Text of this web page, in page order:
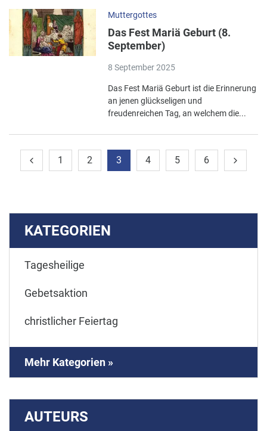
Muttergottes
Das Fest Mariä Geburt (8.
September)
8 September 2025
Das Fest Mariä Geburt ist die Erinnerung
an jenen glückseligen und
freudenreichen Tag, an welchem die...
1 2 3 4 5 6
KATEGORIEN
Tagesheilige
Gebetsaktion
christlicher Feiertag
Mehr Kategorien »
AUTEURS